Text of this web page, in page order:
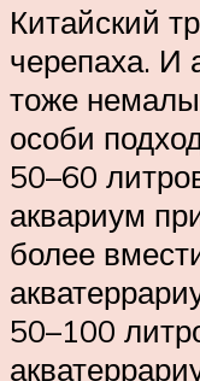
Китайский
черепаха. И
тоже
особи
50–60
аквариум
более
50–100